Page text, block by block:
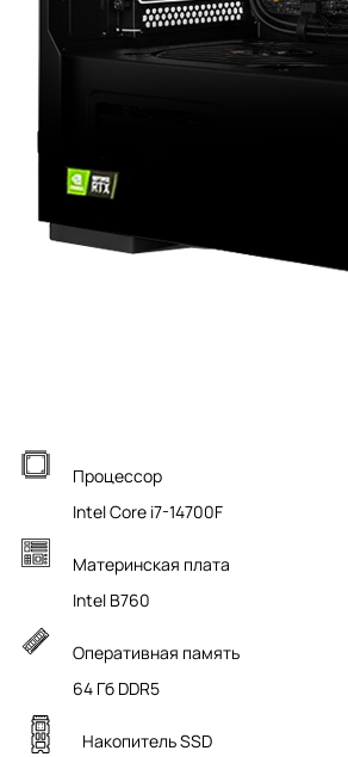
Процессор
Intel Core i7-14700F
Материнская плата
Intel B760
Оперативная память
64 Гб DDR5
Накопитель SSD